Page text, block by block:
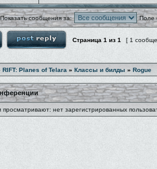
Показать сообщения за: Поле
Страница 1 из 1 [ 1
RIFT: Planes of Telara » Классы и билды » Rogue
нет зарегистрированных